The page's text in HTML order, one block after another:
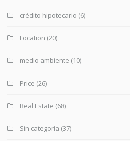
crédito hipotecario (6)
Location (20)
medio ambiente (10)
Price (26)
Real Estate (68)
Sin categoría (37)